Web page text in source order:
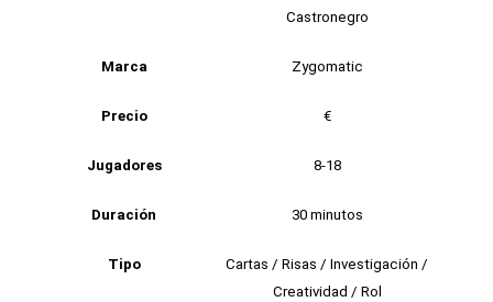
Castronegro
Marca Zygomatic
Precio €
Jugadores 8-18
Duración 30 minutos
Tipo
Cartas / Risas / Investigación /
Creatividad / Rol